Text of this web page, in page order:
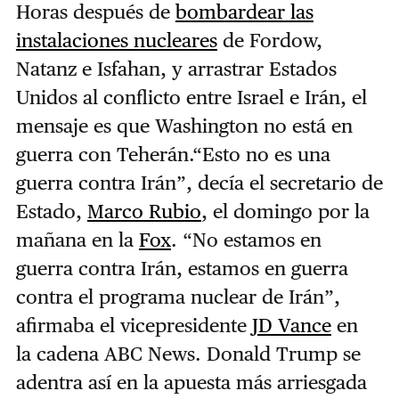
Horas después de bombardear las
instalaciones nuclearesde Fordow,
Natanz e Isfahan, y arrastrar Estados
Unidos al conflicto entre Israel e Irán, el
mensaje es que Washington no está en
guerra con Teherán.“Esto no es una
guerra contra Irán”, decía el secretario de
Estado, Marco Rubio, el domingo por la
mañana en la Fox. “No estamos en
guerra contra Irán, estamos en guerra
contra el programa nuclear de Irán”,
afirmaba el vicepresidente JD Vanceen
la cadena ABC News. Donald Trump se
adentra así en la apuesta más arriesgada